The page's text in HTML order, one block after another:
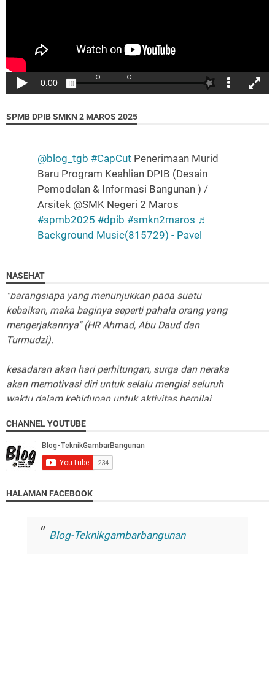
SPMB DPIB SMKN 2 MAROS 2025
@blog_tgb #CapCut Penerimaan Murid
Baru Program Keahlian DPIB (Desain
Pemodelan & Informasi Bangunan ) /
Arsitek @SMK Negeri 2 Maros
#spmb2025 #dpib #smkn2maros ♬
Background Music(815729) - Pavel
NASEHAT
sehingga amalan apapun adalah harus selalu
disandarkan pada kesadaran bahwa Allah mengawasi
gerak gerik kita….."
"TIADA KEMULIAAN TANPA ISLAM, TIADA SEMPURNA
ISLAM TANPA SYARIAH, TAKKAN TEGAK SYARIAH
“barangsiapa yang menunjukkan pada suatu
kebaikan, maka baginya seperti pahala orang yang
mengerjakannya” (HR Ahmad, Abu Daud dan
Turmudzi).
akan memotivasi diri untuk selalu mengisi seluruh
waktu dalam kehidupan untuk aktivitas bernilai
ibadah dan dakwah.
Tiada dzat yang kita dapat jadikan sandaran selain
pada Allah SWT. Mengharapkan sesuatu selain
dariNya berarti meminta kesia-siaan dan
mendatangkan kekecewaan…
“ ya Allah bantulah aku dalam mengingatMu,
menyempurnakan ibadah-ibadahKu kepadaMu"
CHANNEL YOUTUBE
HALAMAN FACEBOOK
Blog-Teknikgambarbangunan